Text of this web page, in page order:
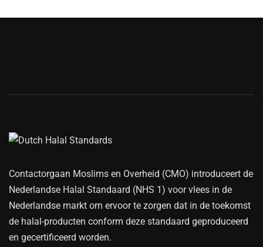
Contactorgaan Moslims en Overheid (CMO) introduceert de
Nederlandse Halal Standaard (NHS 1) voor vlees in de
Nederlandse markt om ervoor te zorgen dat in de toekomst
de halal-producten conform deze standaard geproduceerd
en gecertificeerd worden.